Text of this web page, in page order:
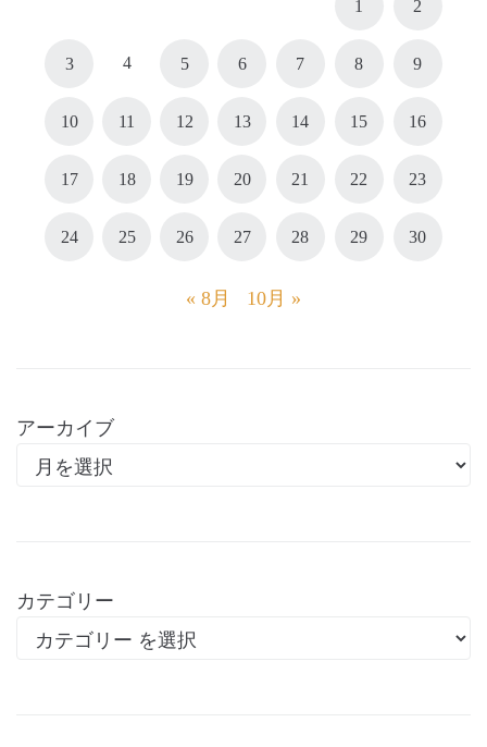
1 2
3 4 5 6 7 8 9
10 11 12 13 14 15 16
17 18 19 20 21 22 23
24 25 26 27 28 29 30
« 8月 10月 »
アーカイブ
カテゴリー